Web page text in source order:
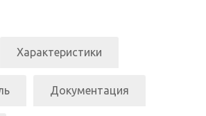
Характеристики
Документация